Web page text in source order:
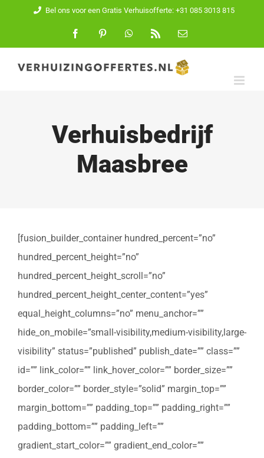
inhoud
Bel ons voor een Gratis Verhuisofferte: +31 085 3013 815
FacebookPinterest WhatsApp
E-
Verhuisbedrijf
Maasbree
[fusion_builder_container hundred_percent=”no”
hundred_percent_height=”no”
hundred_percent_height_scroll=”no”
hundred_percent_height_center_content=”yes”
equal_height_columns=”no” menu_anchor=””
hide_on_mobile=”small-visibility,medium-visibility,large-
visibility” status=”published” publish_date=”” class=””
id=”” link_color=”” link_hover_color=”” border_size=””
border_color=”” border_style=”solid” margin_top=””
margin_bottom=”” padding_top=”” padding_right=””
padding_bottom=”” padding_left=””
gradient_start_color=”” gradient_end_color=””